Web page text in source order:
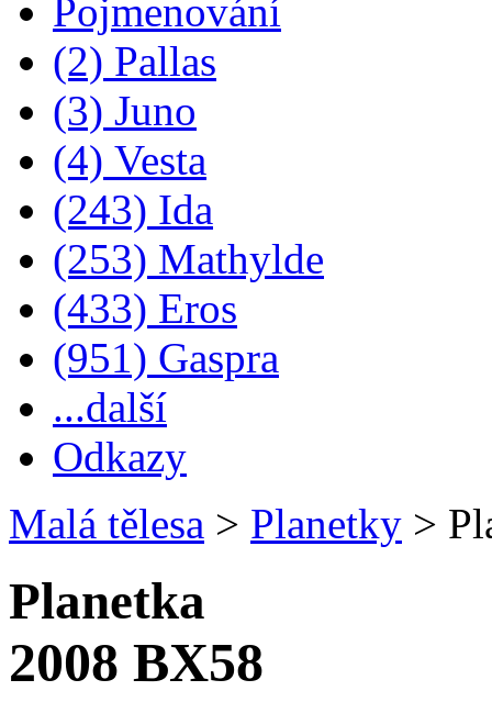
Pojmenování
(2) Pallas
(3) Juno
(4) Vesta
(243) Ida
(253) Mathylde
(433) Eros
(951) Gaspra
...další
Odkazy
Malá tělesa > Planetky >
Planetka
2008 BX58